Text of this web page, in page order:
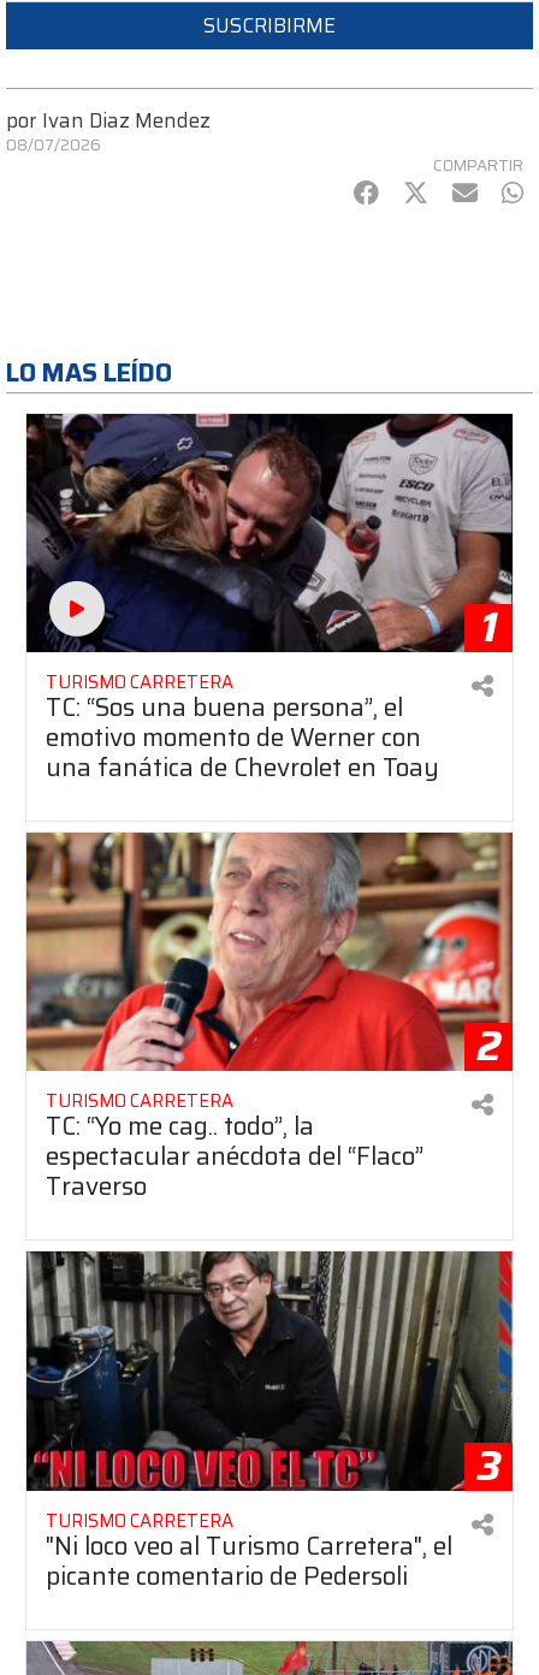
SUSCRIBIRME
por Ivan Diaz Mendez
08/07/2026
COMPARTIR
Facebook
Twitter
mail
LO MAS LEÍDO
1
TURISMO CARRETERA
TC: “Sos una buena persona”, el
emotivo momento de Werner con
una fanática de Chevrolet en Toay
2
TURISMO CARRETERA
TC: “Yo me cag.. todo”, la
espectacular anécdota del “Flaco”
Traverso
3
TURISMO CARRETERA
"Ni loco veo al Turismo Carretera", el
picante comentario de Pedersoli